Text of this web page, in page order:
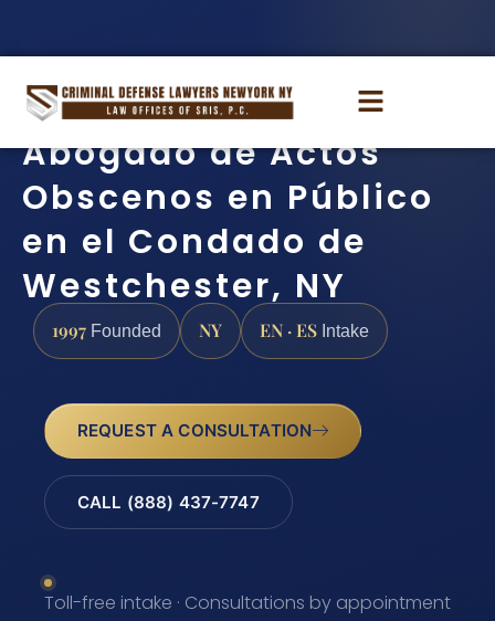
Abogado de Actos
Obscenos en Público
en el Condado de
Westchester, NY
1997 Founded NY EN · ES Intake
REQUEST A CONSULTATION
CALL (888) 437-7747
Toll-free intake · Consultations by appointment